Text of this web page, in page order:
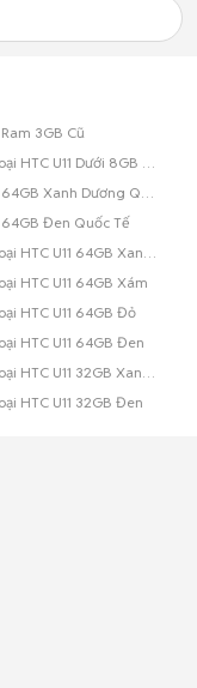
Ram 3GB Cũ
Điện Thoại HTC U11 Dưới 8GB Xanh Dương
HTC U11 64GB Xanh Dương Quốc Tế
64GB Đen Quốc Tế
Điện Thoại HTC U11 64GB Xanh Lá
HTC U11 64GB Xám
HTC U11 64GB Đỏ
HTC U11 64GB Đen
Điện Thoại HTC U11 32GB Xanh Dương
HTC U11 32GB Đen